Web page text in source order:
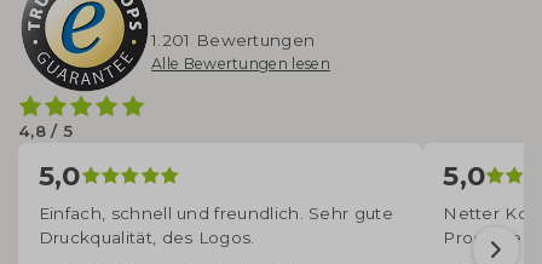
4,8 / 5
1.201 Bewertungen
Alle Bewertungen lesen
5,0
Einfach, schnell und freundlich. Sehr gute
Druckqualität, des Logos.
5,0
Netter
Produkte -